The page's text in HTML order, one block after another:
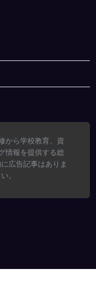
から学校教育、資
情報を提供する総
広告記事はありま
。